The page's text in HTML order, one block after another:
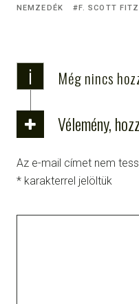
NEMZEDÉK
F. SCOTT
i Még nincs
Vélemény,
Az e-mail címet nem
* karakterrel jelöltük